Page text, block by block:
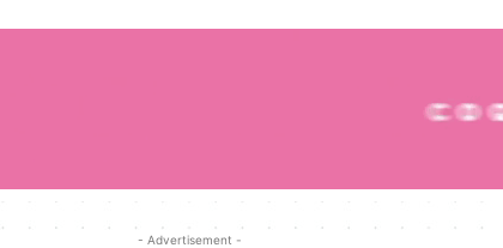
- Advertisement -